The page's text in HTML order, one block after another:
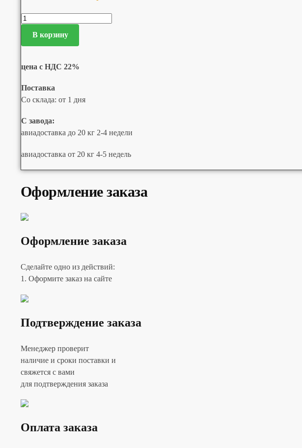
В корзину
цена с НДС 22%
Поставка
Со склада: от 1 дня
С завода:
авиадоставка до 20 кг 2-4 недели
авиадоставка от 20 кг 4-5 недель
Оформление заказа
Оформление заказа
Сделайте одно из действий:
1. Оформите заказ на сайте
Подтверждение заказа
Менеджер проверит
наличие и сроки поставки и
свяжется с вами
для подтверждения заказа
Оплата заказа